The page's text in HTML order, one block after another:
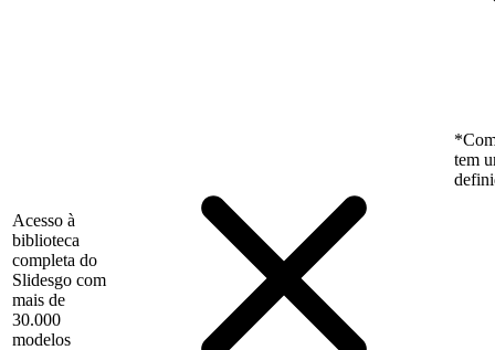
tem
Acesso à
biblioteca
completa do
Slidesgo com
mais de
30.000
modelos